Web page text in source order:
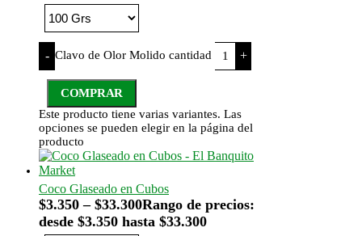
- Clavo de Olor Molido cantidad +
COMPRAR
Este producto tiene varias variantes. Las
opciones se pueden elegir en la página del
producto
Coco Glaseado en Cubos
$3.350 – $33.300Rango de precios:
desde $3.350 hasta $33.300